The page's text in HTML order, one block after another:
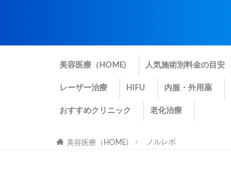
美容医療（HOME) 人気施術別料金の目安
レーザー治療 HIFU 内服・外用薬
おすすめクリニック 老化治療
美容医療（HOME) ノルレボ